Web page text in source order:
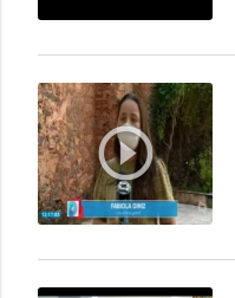
play_circle_outline